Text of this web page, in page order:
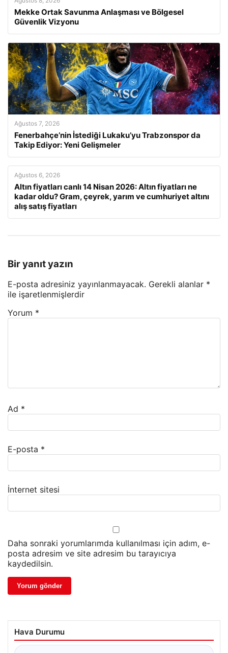
Mekke Ortak Savunma Anlaşması ve Bölgesel
Güvenlik Vizyonu
Ağustos 7, 2026
Fenerbahçe’nin İstediği Lukaku’yu Trabzonspor da
Takip Ediyor: Yeni Gelişmeler
Ağustos 6, 2026
Altın fiyatları canlı 14 Nisan 2026: Altın fiyatları ne
kadar oldu? Gram, çeyrek, yarım ve cumhuriyet altını
alış satış fiyatları
Bir yanıt yazın
E-posta adresiniz yayınlanmayacak. Gerekli alanlar *
ile işaretlenmişlerdir
Yorum *
Ad *
E-posta *
İnternet sitesi
Daha sonraki yorumlarımda kullanılması için adım, e-
posta adresim ve site adresim bu tarayıcıya
kaydedilsin.
Hava Durumu